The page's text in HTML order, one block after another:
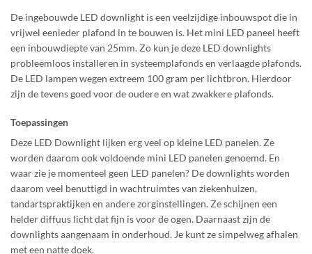
De ingebouwde LED downlight is een veelzijdige inbouwspot die in
vrijwel eenieder plafond in te bouwen is. Het mini LED paneel heeft
een inbouwdiepte van 25mm. Zo kun je deze LED downlights
probleemloos installeren in systeemplafonds en verlaagde plafonds.
De LED lampen wegen extreem 100 gram per lichtbron. Hierdoor
zijn de tevens goed voor de oudere en wat zwakkere plafonds.
Toepassingen
Deze LED Downlight lijken erg veel op kleine LED panelen. Ze
worden daarom ook voldoende mini LED panelen genoemd. En
waar zie je momenteel geen LED panelen? De downlights worden
daarom veel benuttigd in wachtruimtes van ziekenhuizen,
tandartspraktijken en andere zorginstellingen. Ze schijnen een
helder diffuus licht dat fijn is voor de ogen. Daarnaast zijn de
downlights aangenaam in onderhoud. Je kunt ze simpelweg afhalen
met een natte doek.